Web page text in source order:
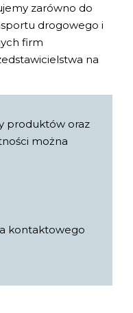
zarówno do
drogowego i
firm
na
produktów oraz
można
kontaktowego